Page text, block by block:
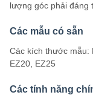
lượng góc phải đáng
Các mẫu có sẵn
Các kích thước mẫu:
EZ20, EZ25
Các tính năng